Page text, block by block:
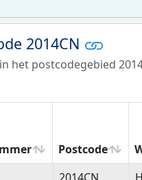
2014CN
het postcodegebied
Postcode
Postcode